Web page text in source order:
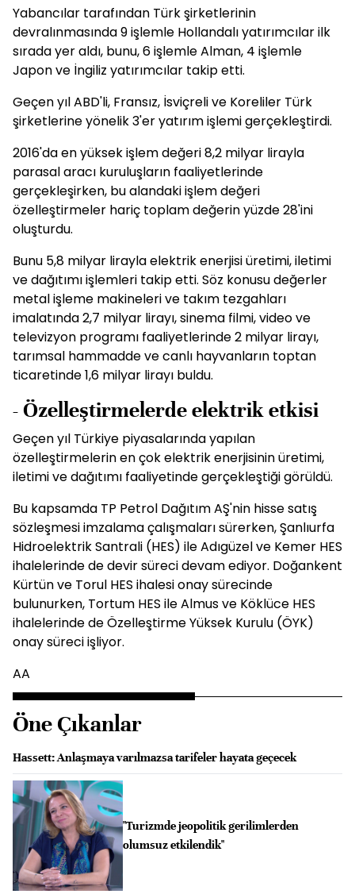
Yabancılar tarafından Türk şirketlerinin
devralınmasında 9 işlemle Hollandalı yatırımcılar ilk
sırada yer aldı, bunu, 6 işlemle Alman, 4 işlemle
Japon ve İngiliz yatırımcılar takip etti.
Geçen yıl ABD'li, Fransız, İsviçreli ve Koreliler Türk
şirketlerine yönelik 3'er yatırım işlemi gerçekleştirdi.
2016'da en yüksek işlem değeri 8,2 milyar lirayla
parasal aracı kuruluşların faaliyetlerinde
gerçekleşirken, bu alandaki işlem değeri
özelleştirmeler hariç toplam değerin yüzde 28'ini
oluşturdu.
Bunu 5,8 milyar lirayla elektrik enerjisi üretimi, iletimi
ve dağıtımı işlemleri takip etti. Söz konusu değerler
metal işleme makineleri ve takım tezgahları
imalatında 2,7 milyar lirayı, sinema filmi, video ve
televizyon programı faaliyetlerinde 2 milyar lirayı,
tarımsal hammadde ve canlı hayvanların toptan
ticaretinde 1,6 milyar lirayı buldu.
- Özelleştirmelerde elektrik etkisi
Geçen yıl Türkiye piyasalarında yapılan
özelleştirmelerin en çok elektrik enerjisinin üretimi,
iletimi ve dağıtımı faaliyetinde gerçekleştiği görüldü.
Bu kapsamda TP Petrol Dağıtım AŞ'nin hisse satış
sözleşmesi imzalama çalışmaları sürerken, Şanlıurfa
Hidroelektrik Santrali (HES) ile Adıgüzel ve Kemer HES
ihalelerinde de devir süreci devam ediyor. Doğankent
Kürtün ve Torul HES ihalesi onay sürecinde
bulunurken, Tortum HES ile Almus ve Köklüce HES
ihalelerinde de Özelleştirme Yüksek Kurulu (ÖYK)
onay süreci işliyor.
AA
Öne Çıkanlar
Hassett: Anlaşmaya varılmazsa tarifeler hayata geçecek
"Turizmde jeopolitik gerilimlerden
olumsuz etkilendik"